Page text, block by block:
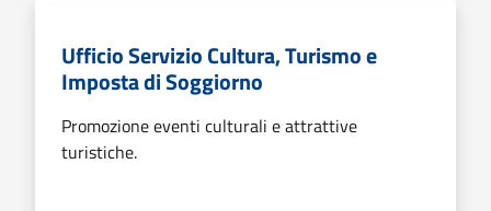
Ufficio Servizio Cultura, Turismo e
Imposta di Soggiorno
Promozione eventi culturali e attrattive
turistiche.